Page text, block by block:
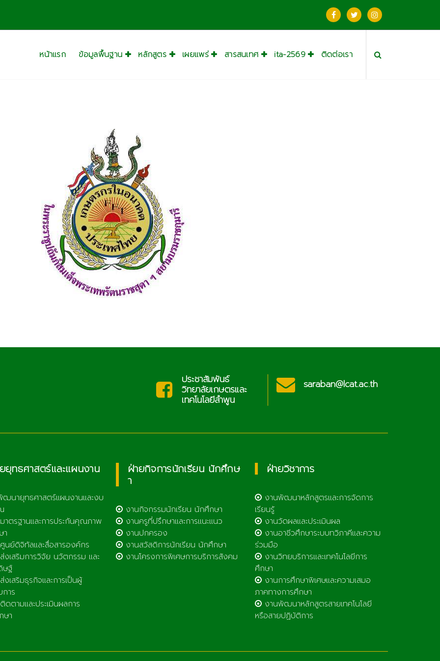
หน้าแรก ข้อมูลพื้นฐาน หลักสูตร เผยแพร่ สารสนเทศ ita-2569 ติดต่อเรา
ประชาสัมพันธ์
วิทยาลัยเกษตรและ
เทคโนโลยีลำพูน
saraban@lcat.ac.th
ยุทธศาสตร์และแผนงาน
ฒนายุทธศาสตร์แผนงานและงบ
าตรฐานและการประกันคุณภาพ
า
นย์ดิจิทัลและสื่อสารองค์กร
งเสริมการวิจัย นวัตกรรม และ
ษฐ์
งเสริมธุรกิจและการเป็นผู้
การ
ดตามและประเมินผลการ
ษา
ฝ่ายกิจการนักเรียน นักศึกษ
า
งานกิจกรรมนักเรียน นักศึกษา
งานครูที่ปรึกษาและการแนะแนว
งานปกครอง
งานสวัสดิการนักเรียน นักศึกษา
งานโครงการพิเศษการบริการสังคม
ฝ่ายวิชาการ
งานพัฒนาหลักสูตรและการจัดการ
เรียนรู้
งานวัดผลและประเมินผล
งานอาชีวศึกษาระบบทวิภาคีและความ
ร่วมมือ
งานวิทยบริการและเทคโนโลยีการ
ศึกษา
งานการศึกษาพิเศษและความเสมอ
ภาคทางการศึกษา
งานพัฒนาหลักสูตรสายเทคโนโลยี
หรือสายปฏิบัติการ